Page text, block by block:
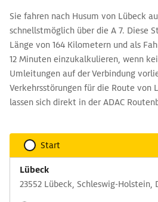
Sie fahren nach Husum von Lübeck
schnellstmöglich über die A 7. Diese
Länge von 164 Kilometern und als
12 Minuten einzukalkulieren, wenn
Umleitungen auf der Verbindung
Verkehrsstörungen für die Route von
lassen sich direkt in der ADAC
Start
Lübeck
23552 Lübeck, Schleswig-Holstein,